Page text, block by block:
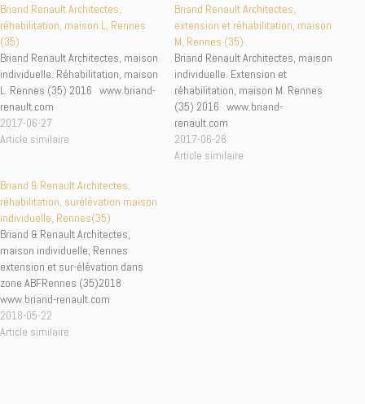
Briand Renault Architectes,
réhabilitation, maison L, Rennes
(35)
Briand Renault Architectes, maison
individuelle. Réhabilitation, maison
L. Rennes (35) 2016 www.briand-
renault.com
2017-06-27
Article similaire
Briand Renault Architectes,
extension et réhabilitation, maison
M, Rennes (35)
Briand Renault Architectes, maison
individuelle. Extension et
réhabilitation, maison M. Rennes
(35) 2016 www.briand-
renault.com
2017-06-28
Article similaire
Briand & Renault Architectes,
réhabilitation, surélévation maison
individuelle, Rennes(35)
Briand & Renault Architectes,
maison individuelle, Rennes
extension et sur-élévation dans
zone ABFRennes (35)2018
www.briand-renault.com
2018-05-22
Article similaire